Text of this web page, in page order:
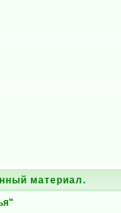
материал.